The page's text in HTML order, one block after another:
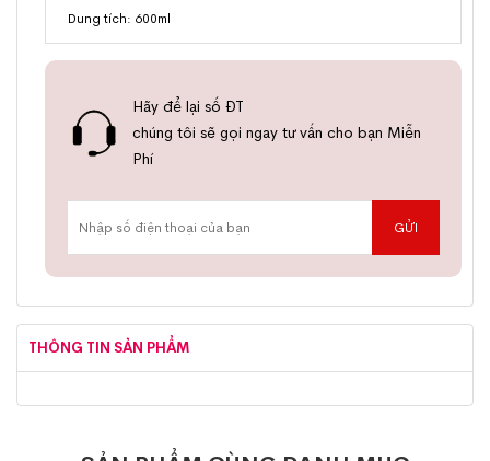
Dung tích: 600ml
Hãy để lại số ĐT
chúng tôi sẽ gọi ngay tư vấn cho bạn Miễn
Phí
THÔNG TIN SẢN PHẨM